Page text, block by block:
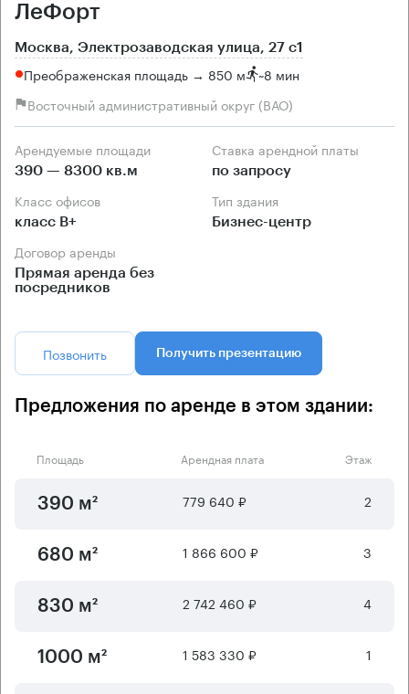
ЛеФорт
Москва, Электрозаводская улица, 27 с1
Преображенская площадь → 850 м ~8 мин
Восточный административный округ (ВАО)
Арендуемые площади
390 — 8300 кв.м
Ставка арендной платы
по запросу
Класс офисов
класс B+
Тип здания
Бизнес-центр
Договор аренды
Прямая аренда без
посредников
Позвонить Получить презентацию
Предложения по аренде в этом здании:
Площадь Арендная плата Этаж
390 м² 779 640 ₽ 2
680 м² 1 866 600 ₽ 3
830 м² 2 742 460 ₽ 4
1000 м² 1 583 330 ₽ 1